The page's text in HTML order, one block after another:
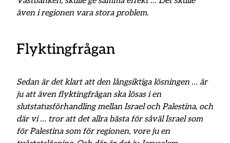
även i regionen vara stora problem.
Flyktingfrågan
Sedan är det klart att den långsiktiga lösningen … är
ju att även flyktingfrågan ska lösas i en
slutstatusförhandling mellan Israel och Palestina, och
där vi … tror att det allra bästa för såväl Israel som
för Palestina som för regionen, vore ju en